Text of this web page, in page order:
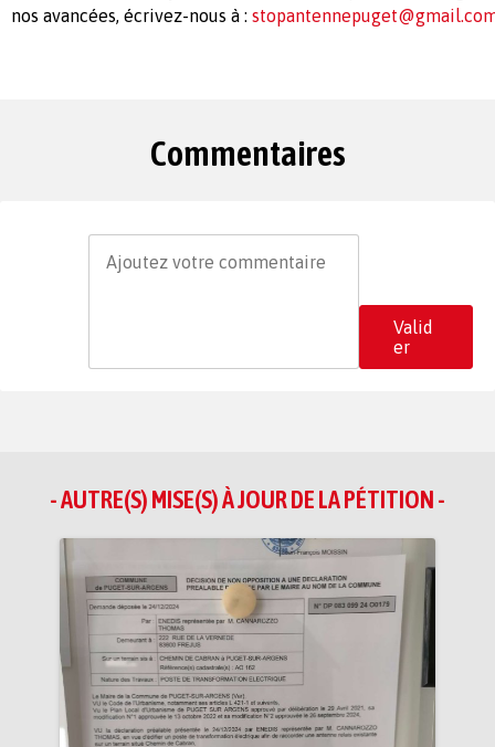
nos avancées, écrivez-nous à :
Commentaires
Valid
er
- AUTRE(S) MISE(S) À JOUR DE LA PÉTITION -